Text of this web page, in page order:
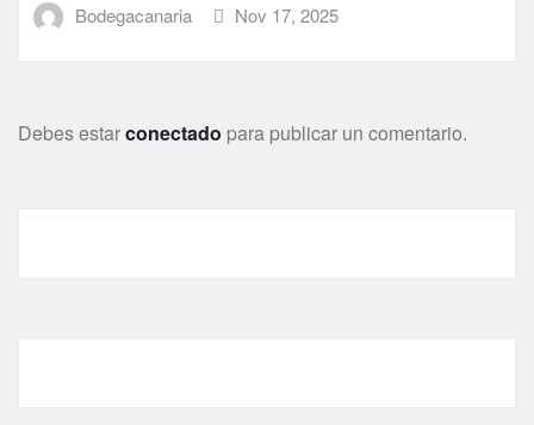
Bodegacanaria Nov 17, 2025
Debes estarconectado para publicar un comentario.